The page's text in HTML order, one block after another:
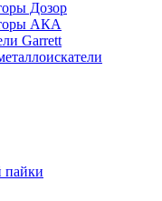
Дозор
АКА
Garrett
пайки